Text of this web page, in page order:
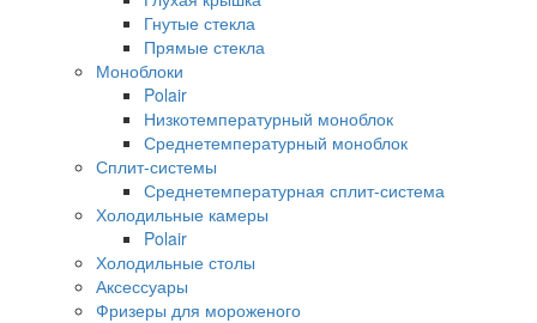
Гнутые стекла
Прямые стекла
Моноблоки
Polair
Низкотемпературный моноблок
Среднетемпературный моноблок
Сплит-системы
Среднетемпературная сплит-система
Холодильные камеры
Polair
Холодильные столы
Аксессуары
Фризеры для мороженого